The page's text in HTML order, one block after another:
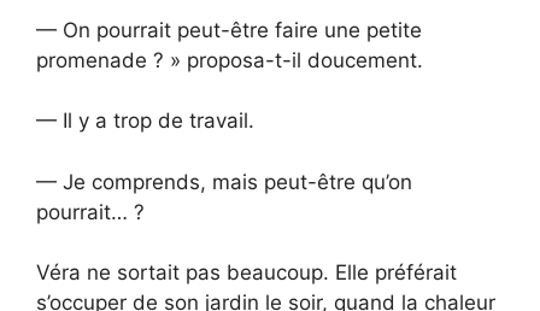
— On pourrait peut-être faire une petite
promenade ? » proposa-t-il doucement.
— Il y a trop de travail.
— Je comprends, mais peut-être qu’on
pourrait… ?
Véra ne sortait pas beaucoup. Elle préférait
s’occuper de son jardin le soir, quand la chaleur